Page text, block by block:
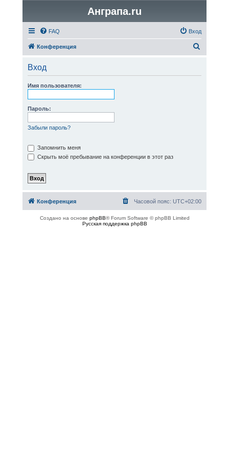
Анграпа.ru
FAQ Вход
Конференция
Вход
Имя пользователя:
Пароль:
Забыли пароль?
Запомнить меня
Скрыть моё пребывание на конференции в этот раз
Конференция Часовой пояс: UTC+02:00
Создано на основе phpBB® Forum Software © phpBB Limited
Русская поддержка phpBB